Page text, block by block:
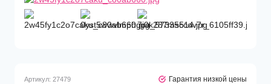
Артикул: 27479 Гарантия низкой цены